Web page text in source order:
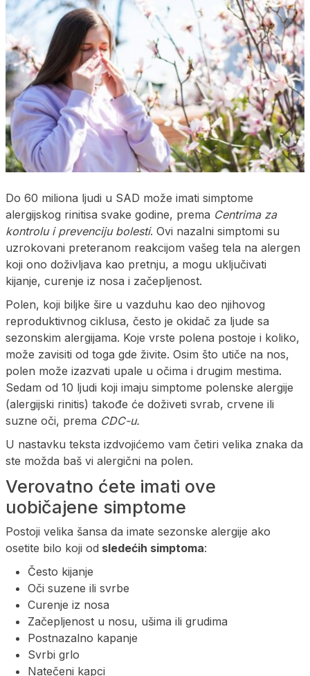
Do 60 miliona ljudi u SAD može imati simptome
alergijskog rinitisa svake godine, prema Centrima za
kontrolu i prevenciju bolesti. Ovi nazalni simptomi su
uzrokovani preteranom reakcijom vašeg tela na alergen
koji ono doživljava kao pretnju, a mogu uključivati
kijanje, curenje iz nosa i začepljenost.
Polen, koji biljke šire u vazduhu kao deo njihovog
reproduktivnog ciklusa, često je okidač za ljude sa
sezonskim alergijama. Koje vrste polena postoje i koliko,
može zavisiti od toga gde živite. Osim što utiče na nos,
polen može izazvati upale u očima i drugim mestima.
Sedam od 10 ljudi koji imaju simptome polenske alergije
(alergijski rinitis) takođe će doživeti svrab, crvene ili
suzne oči, prema CDC-u.
U nastavku teksta izdvojićemo vam četiri velika znaka da
ste možda baš vi alergični na polen.
Verovatno ćete imati ove
uobičajene simptome
Postoji velika šansa da imate sezonske alergije ako
osetite bilo koji od sledećih simptoma:
Često kijanje
Oči suzene ili svrbe
Curenje iz nosa
Začepljenost u nosu, ušima ili grudima
Postnazalno kapanje
Svrbi grlo
Natečeni kapci